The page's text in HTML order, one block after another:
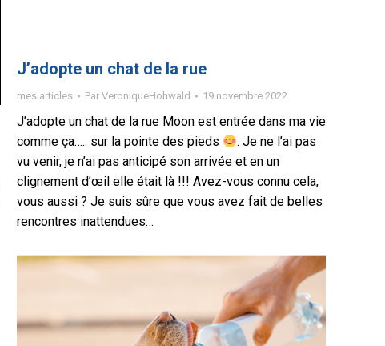
J’adopte un chat de la rue
mes articles Par VeroniqueHohwald 19 novembre 2022
J’adopte un chat de la rue Moon est entrée dans ma vie
comme ça….. sur la pointe des pieds
. Je ne l’ai pas
vu venir, je n’ai pas anticipé son arrivée et en un
clignement d’œil elle était là !!! Avez-vous connu cela,
vous aussi ? Je suis sûre que vous avez fait de belles
rencontres inattendues…